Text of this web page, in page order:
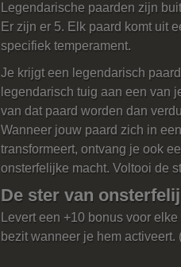
Legendarische paarden zijn
Er zijn er 5. Elk paard komt uit
specifiek temperament.
Je krijgt een legendarisch
legendarisch tuig aan een van
van dat paard worden dan
Wanneer jouw paard zich in
transformeert, ontvang je ook
onsterfelijke macht. Voltooi de
De ster van
Levert een +10 bonus voor
bezit wanneer je hem